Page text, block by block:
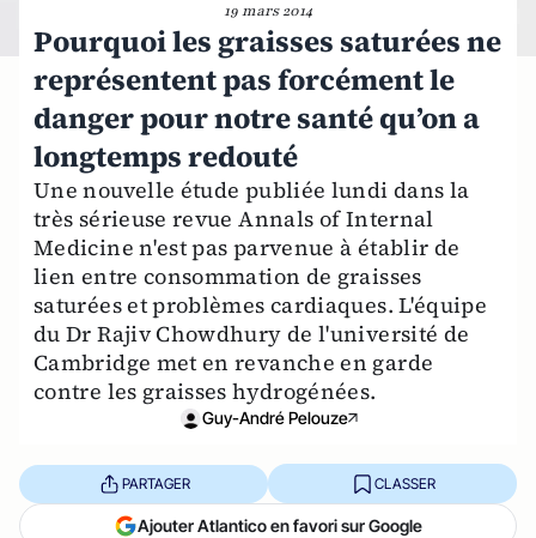
19 mars 2014
Pourquoi les graisses saturées ne
représentent pas forcément le
danger pour notre santé qu’on a
longtemps redouté
Une nouvelle étude publiée lundi dans la
très sérieuse revue Annals of Internal
Medicine n'est pas parvenue à établir de
lien entre consommation de graisses
saturées et problèmes cardiaques. L'équipe
du Dr Rajiv Chowdhury de l'université de
Cambridge met en revanche en garde
contre les graisses hydrogénées.
Guy-André Pelouze
PARTAGER CLASSER
Ajouter Atlantico en favori sur Google